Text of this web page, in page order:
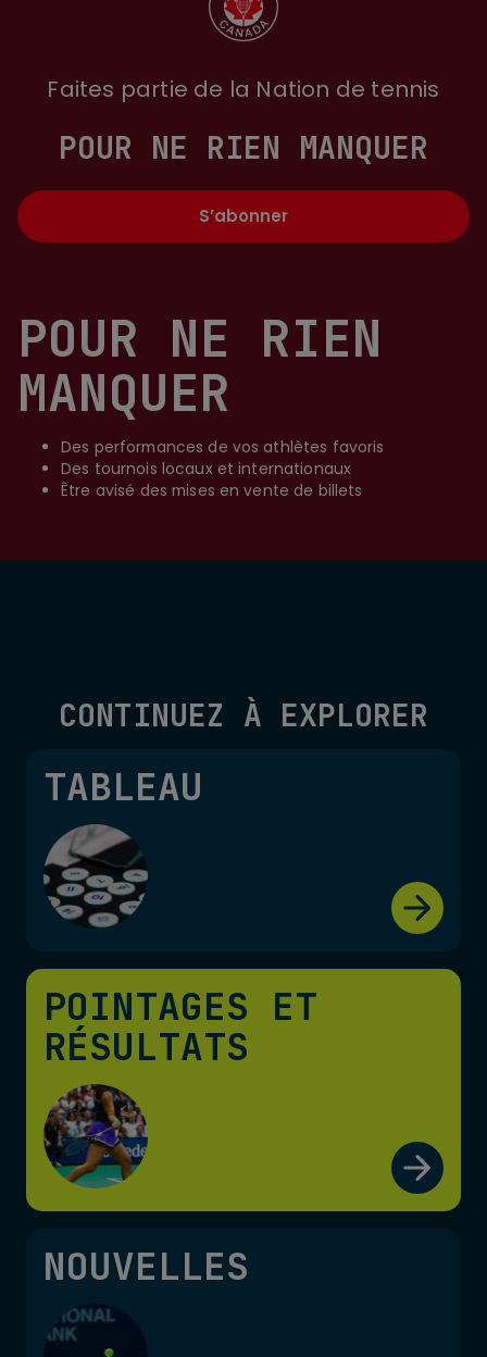
POUR NE RIEN
MANQUER
Des performances de vos athlètes favoris
Des tournois locaux et internationaux
Être avisé des mises en vente de billets
Faites partie de la Nation de tennis
POUR NE RIEN MANQUER
S’abonner
CONTINUEZ À EXPLORER
TABLEAU
POINTAGES ET
RÉSULTATS
NOUVELLES